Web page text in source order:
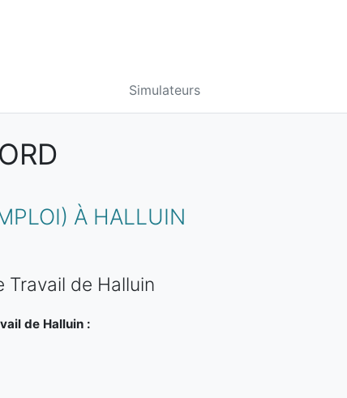
Simulateurs
À HALLUIN
Travail de Halluin
de Halluin :